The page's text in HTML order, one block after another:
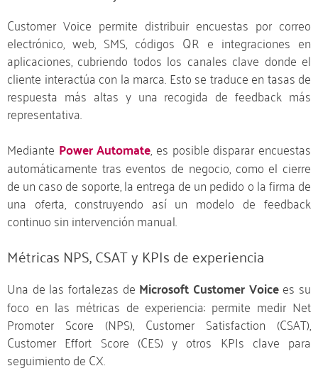
Customer Voice permite distribuir encuestas por correo
electrónico, web, SMS, códigos QR e integraciones en
aplicaciones, cubriendo todos los canales clave donde el
cliente interactúa con la marca. Esto se traduce en tasas de
respuesta más altas y una recogida de feedback más
representativa.
Mediante Power Automate, es posible disparar encuestas
automáticamente tras eventos de negocio, como el cierre
de un caso de soporte, la entrega de un pedido o la firma de
una oferta, construyendo así un modelo de feedback
continuo sin intervención manual.
Métricas NPS, CSAT y KPIs de experiencia
Una de las fortalezas de Microsoft Customer Voicees su
foco en las métricas de experiencia: permite medir Net
Promoter Score (NPS), Customer Satisfaction (CSAT),
Customer Effort Score (CES) y otros KPIs clave para
seguimiento de CX.